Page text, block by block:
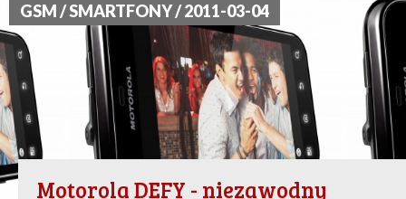
GSM / SMARTFONY / 2011-03-04
Motorola DEFY - niezawodny